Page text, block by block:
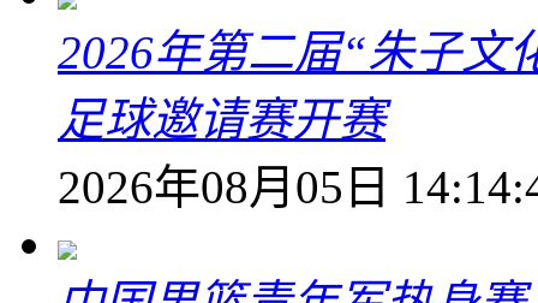
2026年第二届“朱子文
足球邀请赛开赛
2026年08月05日